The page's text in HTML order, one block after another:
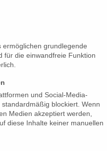
ermöglichen grundlegende
für die einwandfreie Funktion
und Social-Media-
blockiert. Wenn
Medien akzeptiert werden,
diese Inhalte keiner manuellen